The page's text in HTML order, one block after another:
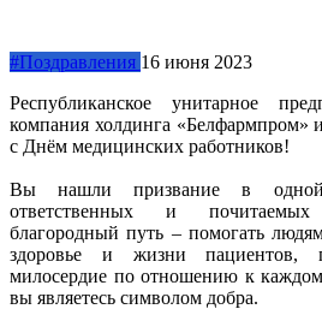
#Поздравления 16 июня 2023
Республиканское унитарное
компания холдинга «Белфармпром»
с Днём медицинских работников!
Вы нашли призвание в
ответственных и
благородный путь – помогать
здоровье и жизни пациентов,
милосердие по отношению к
вы являетесь символом добра.